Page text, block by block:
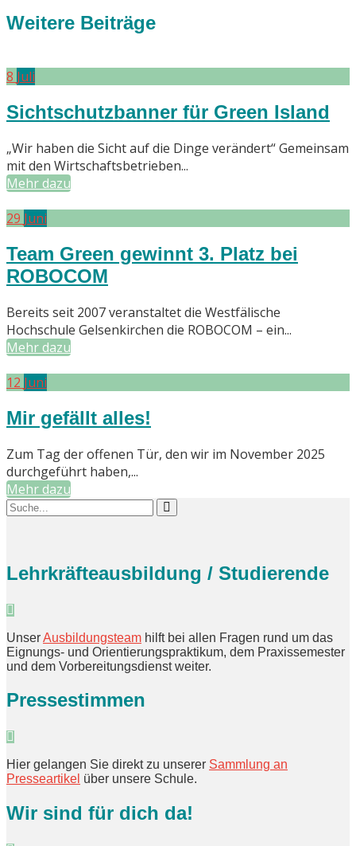
Weitere Beiträge
8 Juli
Sichtschutzbanner für Green Island
„Wir haben die Sicht auf die Dinge verändert“ Gemeinsam
mit den Wirtschaftsbetrieben...
Mehr dazu
29 Juni
Team Green gewinnt 3. Platz bei
ROBOCOM
Bereits seit 2007 veranstaltet die Westfälische
Hochschule Gelsenkirchen die ROBOCOM – ein...
Mehr dazu
12 Juni
Mir gefällt alles!
Zum Tag der offenen Tür, den wir im November 2025
durchgeführt haben,...
Mehr dazu
Lehrkräfteausbildung / Studierende
UnserAusbildungsteam hilft bei allen Fragen rund um das
Eignungs- und Orientierungspraktikum, dem Praxissemester
und dem Vorbereitungsdienst weiter.
Pressestimmen
Hier gelangen Sie direkt zu unserer Sammlung an
Presseartikel über unsere Schule.
Wir sind für dich da!